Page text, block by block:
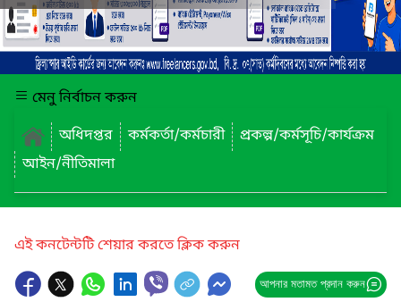
মেনু নির্বাচন করুন
অধিদপ্তর
কর্মকর্তা/কর্মচারী
প্রকল্প/কর্মসূচি/কার্যক্রম
আইন/নীতিমালা
এই কনটেন্টটি শেয়ার করতে ক্লিক করুন
আপনার মতামত প্রদান করুন